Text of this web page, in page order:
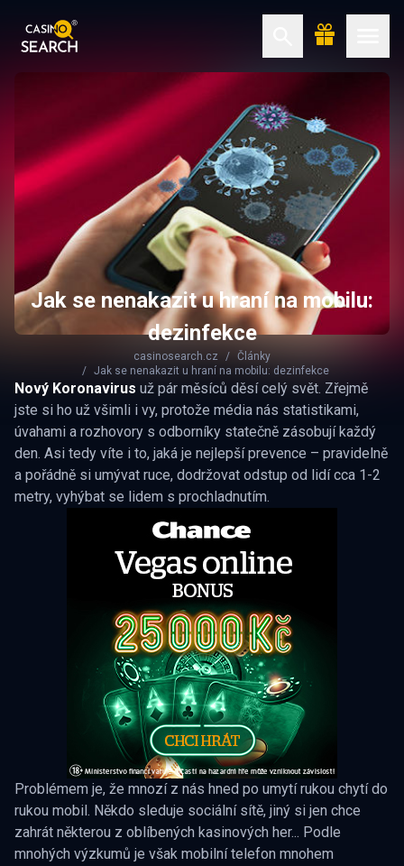
Jak se nenakazit u hraní na mobilu:
dezinfekce
casinosearch.cz
Články
Jak se nenakazit u hraní na mobilu: dezinfekce
Nový Koronavirus už pár měsíců děsí celý svět. Zřejmě
jste si ho už všimli i vy, protože média nás statistikami,
úvahami a rozhovory s odborníky statečně zásobují každý
den. Asi tedy víte i to, jaká je nejlepší prevence – pravidelně
a pořádně si umývat ruce, dodržovat odstup od lidí cca 1-2
metry, vyhýbat se lidem s prochladnutím.
Problémem je, že mnozí z nás hned po umytí rukou chytí do
rukou mobil. Někdo sleduje sociální sítě, jiný si jen chce
zahrát některou z oblíbených kasinových her... Podle
mnohých výzkumů je však mobilní telefon mnohem